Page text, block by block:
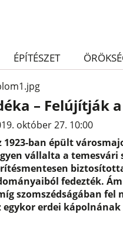
ÉPÍTÉSZET
– Felújítják
október 27. 10:00
1923-ban épült
vállalta a temesvári
fedezték.
szomszédságában
egykor erdei